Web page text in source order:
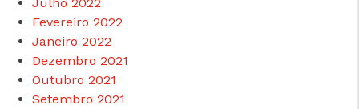
Fevereiro 2022
Janeiro 2022
Dezembro 2021
Outubro 2021
Setembro 2021
cicap@cicap.pt